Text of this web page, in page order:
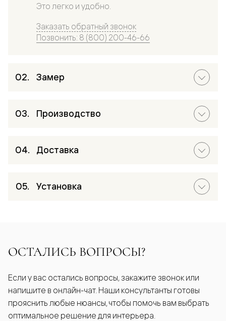
Это легко и удобно.
Заказать обратный звонок
Позвонить: 8 (800) 200-46-66
Замер
Производство
Доставка
Установка
ОСТАЛИСЬ ВОПРОСЫ?
Если у вас остались вопросы, закажите звонок или
напишите в онлайн-чат. Наши консультанты готовы
прояснить любые нюансы, чтобы помочь вам выбрать
оптимальное решение для интерьера.